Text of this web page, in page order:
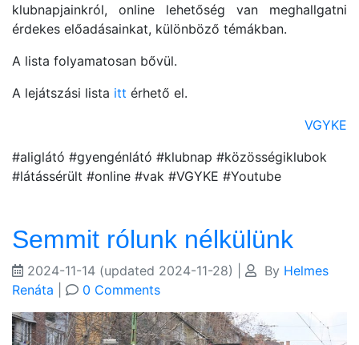
klubnapjainkról, online lehetőség van meghallgatni
érdekes előadásainkat, különböző témákban.
A lista folyamatosan bővül.
A lejátszási lista itt érhető el.
VGYKE
#aliglátó #gyengénlátó #klubnap #közösségiklubok
#látássérült #online #vak #VGYKE #Youtube
Semmit rólunk nélkülünk
2024-11-14 (updated 2024-11-28) By Helmes
Renáta
0 Comments